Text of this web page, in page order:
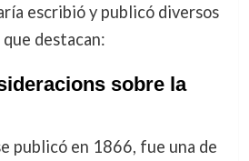
escribió y publicó diversos
destacan:
sobre la
publicó en 1866, fue una de